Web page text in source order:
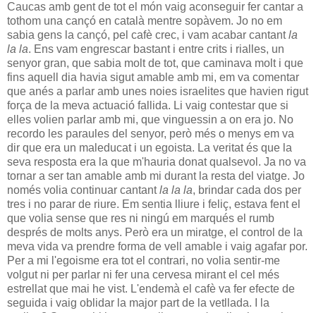
Caucas amb gent de tot el món vaig aconseguir fer cantar a
tothom una cançó en català mentre sopàvem. Jo no em
sabia gens la cançó, pel cafè crec, i vam acabar cantantla
la la. Ens vam engrescar bastant i entre crits i rialles, un
senyor gran, que sabia molt de tot, que caminava molt i que
fins aquell dia havia sigut amable amb mi, em va comentar
que anés a parlar amb unes noies israelites que havien rigut
força de la meva actuació fallida. Li vaig contestar que si
elles volien parlar amb mi, que vinguessin a on era jo. No
recordo les paraules del senyor, però més o menys em va
dir que era un maleducat i un egoista. La veritat és que la
seva resposta era la que m'hauria donat qualsevol. Ja no va
tornar a ser tan amable amb mi durant la resta del viatge. Jo
només volia continuar cantantla la la, brindar cada dos per
tres i no parar de riure. Em sentia lliure i feliç, estava fent el
que volia sense que res ni ningú em marqués el rumb
després de molts anys. Però era un miratge, el control de la
meva vida va prendre forma de vell amable i vaig agafar por.
Per a mi l'egoisme era tot el contrari, no volia sentir-me
volgut ni per parlar ni fer una cervesa mirant el cel més
estrellat que mai he vist. L'endemà el cafè va fer efecte de
seguida i vaig oblidar la major part de la vetllada. I la